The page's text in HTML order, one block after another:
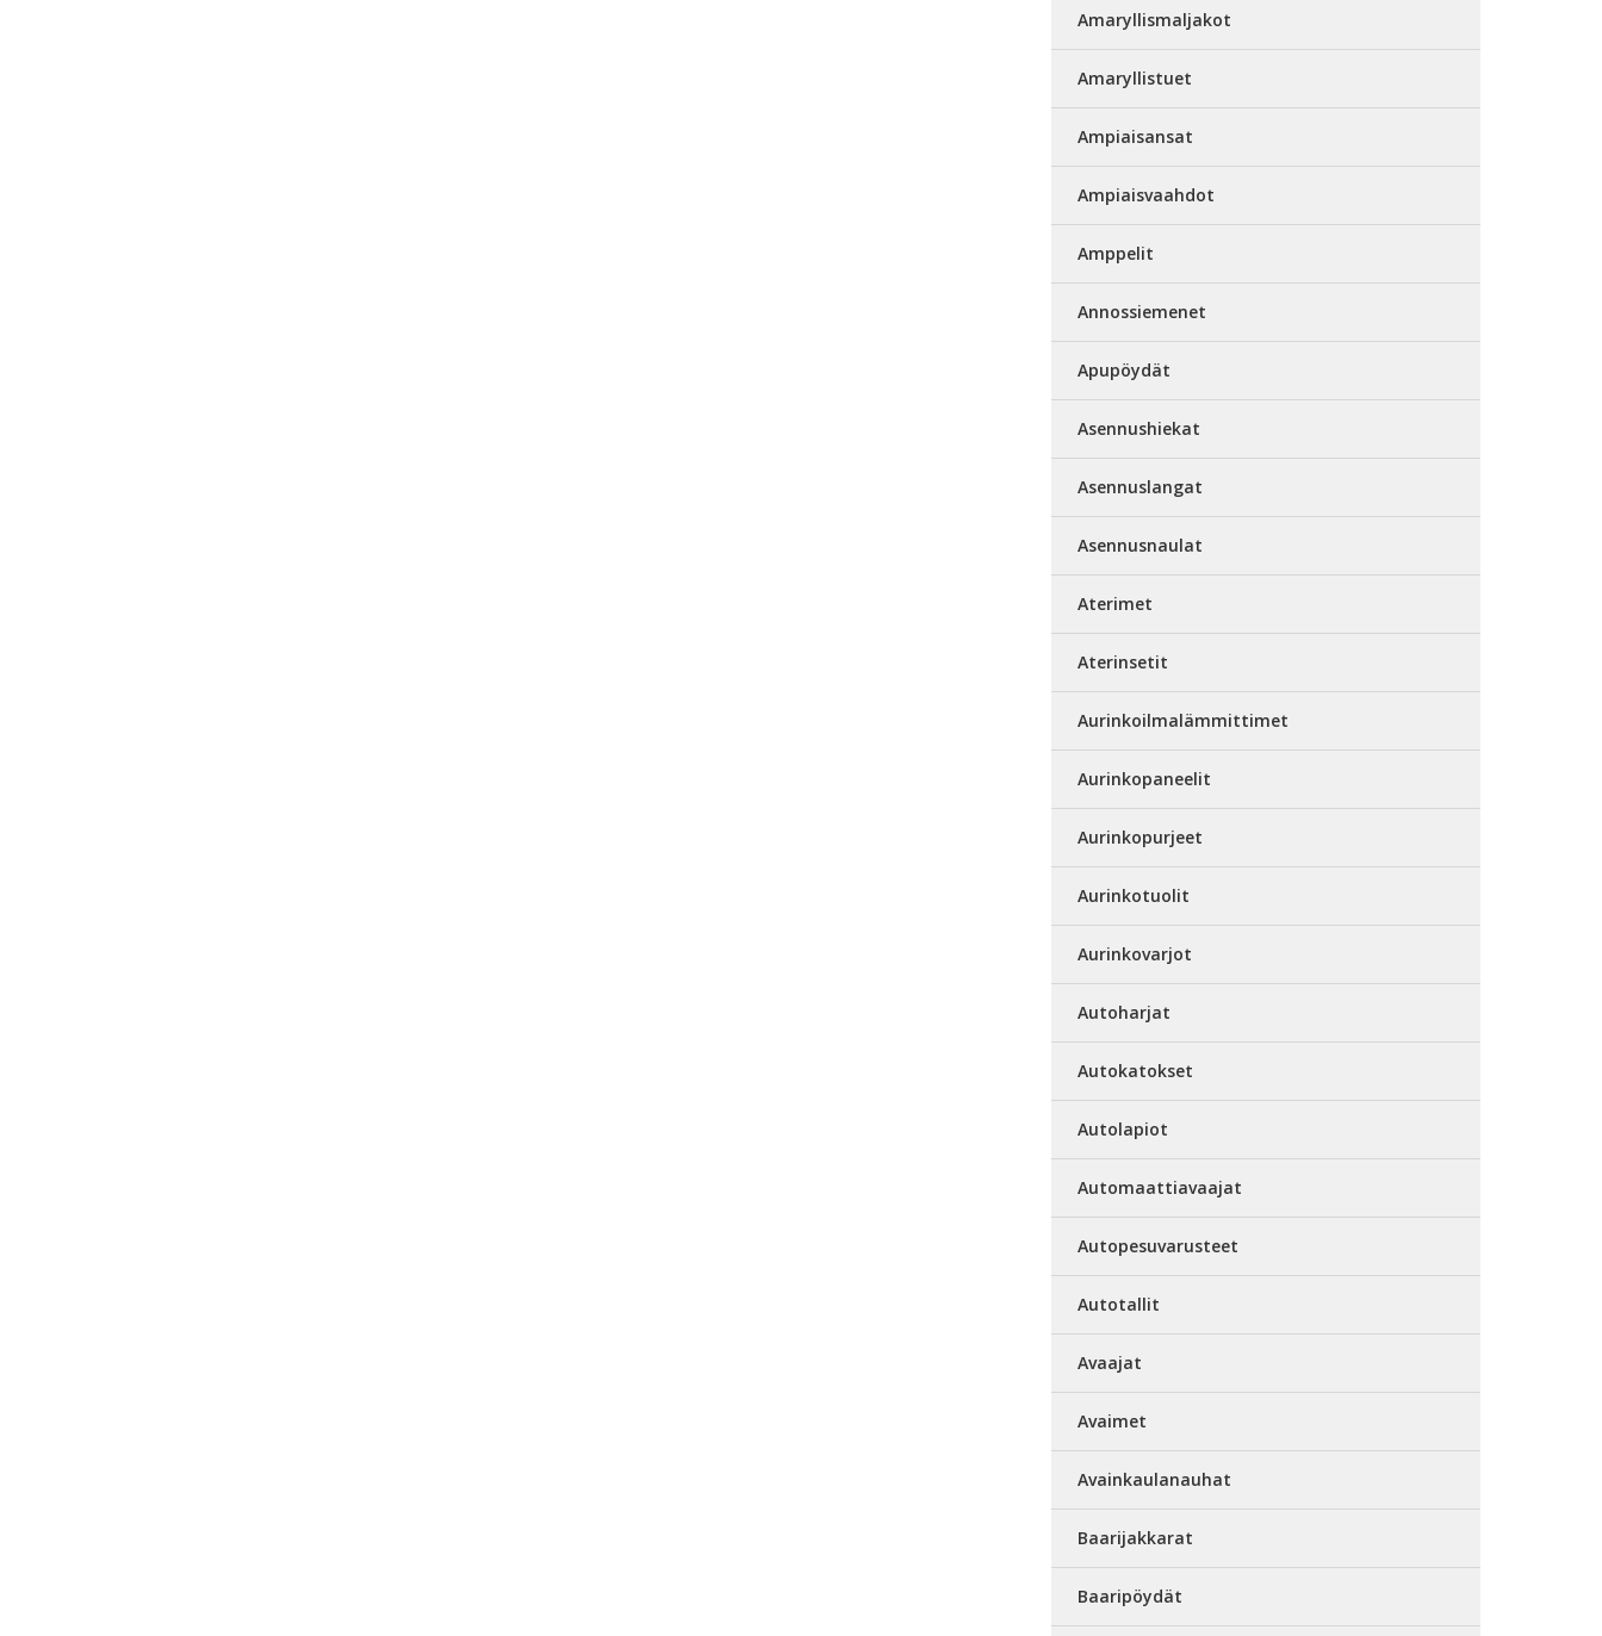
Amaryllismaljakot
Amaryllistuet
Ampiaisansat
Ampiaisvaahdot
Amppelit
Annossiemenet
Apupöydät
Asennushiekat
Asennuslangat
Asennusnaulat
Aterimet
Aterinsetit
Aurinkoilmalämmittimet
Aurinkopaneelit
Aurinkopurjeet
Aurinkotuolit
Aurinkovarjot
Autoharjat
Autokatokset
Autolapiot
Automaattiavaajat
Autopesuvarusteet
Autotallit
Avaajat
Avaimet
Avainkaulanauhat
Baarijakkarat
Baaripöydät